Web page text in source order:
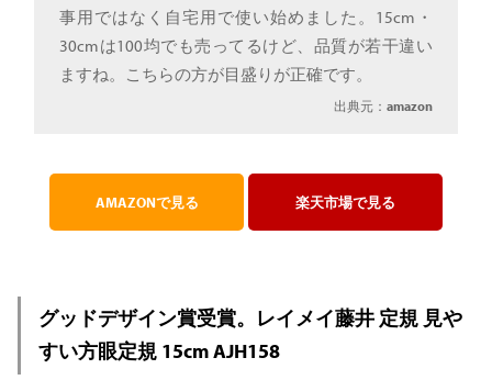
事用ではなく自宅用で使い始めました。15cm・
30cmは100均でも売ってるけど、品質が若干違い
ますね。こちらの方が目盛りが正確です。
出典元：amazon
AMAZONで見る 楽天市場で見る
グッドデザイン賞受賞。レイメイ藤井 定規 見や
すい方眼定規 15cm AJH158